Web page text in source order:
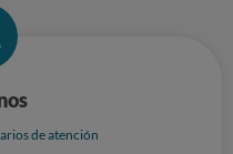
de atención